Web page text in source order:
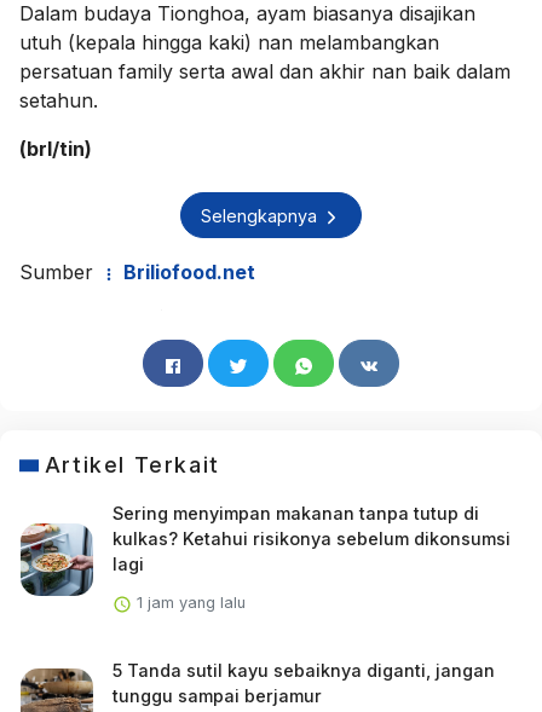
Dalam budaya Tionghoa, ayam biasanya disajikan
utuh (kepala hingga kaki) nan melambangkan
persatuan family serta awal dan akhir nan baik dalam
setahun.
(brl/tin)
Selengkapnya
Sumber Briliofood.net
Artikel Terkait
Sering menyimpan makanan tanpa tutup di
kulkas? Ketahui risikonya sebelum dikonsumsi
lagi
1 jam yang lalu
5 Tanda sutil kayu sebaiknya diganti, jangan
tunggu sampai berjamur